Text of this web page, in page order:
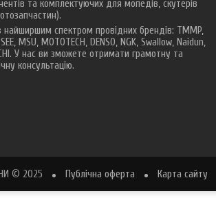
та комплектуючих для мопедів, скутерів
спектром провідних брендів: TMMP,
MSU, MOTOTECH, DENSO, NGK, Swallow, Naidun,
У нас ви зможете отримати грамотну та
консультацію.
© 2025 Публічна оферта Карта сайту